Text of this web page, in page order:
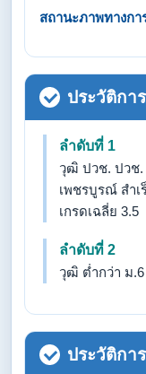
สถานะภาพทางกา
ประวัติกา
ลำดับที่ 1
วุฒิ ปวช. ปวช.
เพชรบูรณ์ สำเ
เกรดเฉลี่ย 3.5
ลำดับที่ 2
วุฒิ ต่ำกว่า ม
ประวัติกา